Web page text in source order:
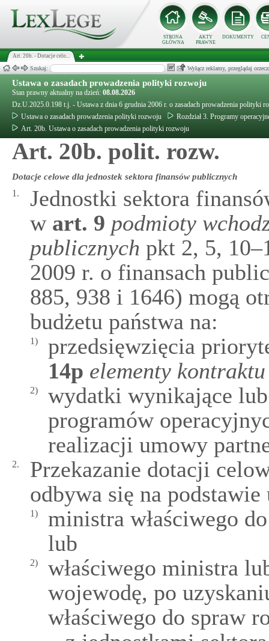
STRONA
GŁÓWNA
AKTY
PRAWNE
DOKUMENTY
Art. 20b. - Dotacje celo...
Szukaj: Wyłącz reklamy, przeglądaj
Ustawa o zasadach prowadzenia polityki rozwoju
Stan prawny aktualny na dzień: 08.08.2026
Dz.U.2025.0.198 t.j. - Ustawa z dnia 6 grudnia 2006 r. o zasadach prowadzenia polityki
Ustawa o zasadach prowadzenia polityki rozwoju
Rozdział 3. Programy
Art. 20b. Ustawa o zasadach prowadzenia polityki rozwoju
Art. 20b. polit. rozw.
Dotacje celowe dla jednostek sektora finansów publicznych
1.
Jednostki sektora
wart. 9 podmioty
publicznych pkt 2, 5,
2009 r. o finansach
885, 938 i 1646) mogą
budżetu państwa na:
1)
przedsięwzięcia
14p elementy
2)
wydatki wynikające
programów
realizacji umowy
2.
Przekazanie dotacji
odbywa się na
1)
ministra właściwego
lub
2)
właściwego ministra
wojewodę, po
właściwego do spraw